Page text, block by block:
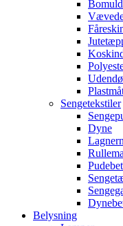
Sengetekstiler
Dyne
Belysning